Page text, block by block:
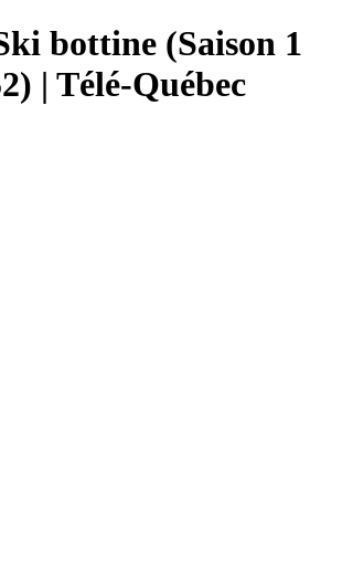
bottine (Saison 1
| Télé-Québec